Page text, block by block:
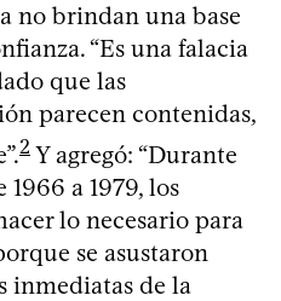
no brindan una base
“Es una falacia
que las
parecen contenidas,
2 Y agregó: “Durante
1966 a 1979, los
lo necesario para
se asustaron
inmediatas de la